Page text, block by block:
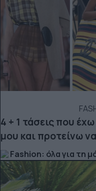
4 + 1 τάσεις που
μου και προτείνω
Fashion: όλα για τη